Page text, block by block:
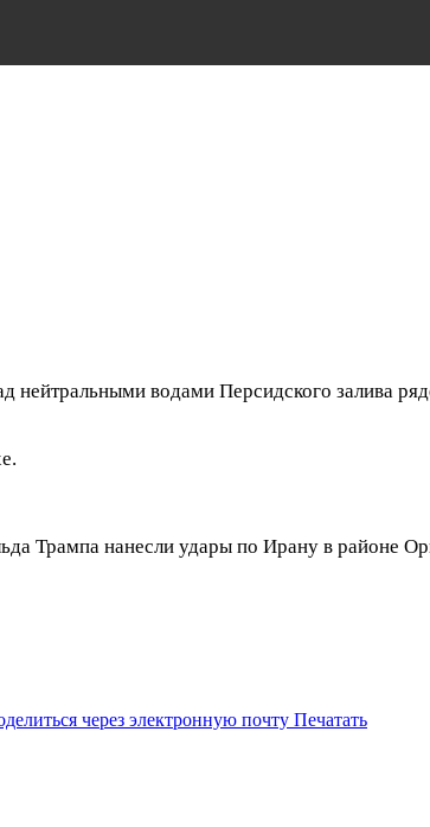
водами Персидского залива
Трампа нанесли удары по Ирану в районе
через электронную почту Печатать